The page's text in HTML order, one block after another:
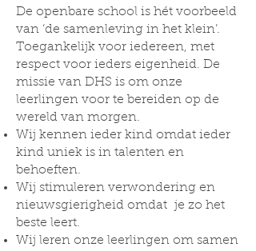
De openbare school is hét voorbeeld
van ‘de samenleving in het klein’.
Toegankelijk voor iedereen, met
respect voor ieders eigenheid. De
missie van DHS is om onze
leerlingen voor te bereiden op de
wereld van morgen.
Wij kennen ieder kind omdat ieder
kind uniek is in talenten en
behoeften.
Wij stimuleren verwondering en
nieuwsgierigheid omdat je zo het
beste leert.
Wij leren onze leerlingen om samen